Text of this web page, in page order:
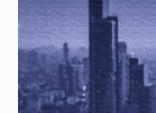
от
нов
локдаун